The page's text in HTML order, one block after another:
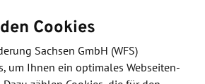
Cookies
Sachsen GmbH (WFS)
um Ihnen ein optimales Webseiten-